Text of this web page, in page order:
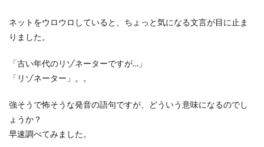
ネットをウロウロしていると、ちょっと気になる文言が目に止ま
りました。
「古い年代のリゾネーターですが…」
「リゾネーター」。。
強そうで怖そうな発音の語句ですが、どういう意味になるのでし
ょうか？
早速調べてみました。